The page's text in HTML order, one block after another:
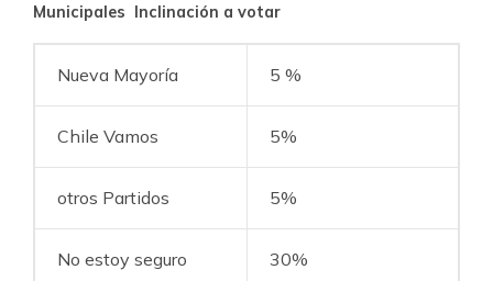
Municipales Inclinación a votar
Nueva Mayoría 5 %
Chile Vamos 5%
otros Partidos 5%
No estoy seguro 30%